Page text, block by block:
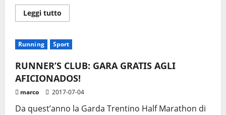
Leggi tutto
di
TORNA
LA
TRENTINO
HALF
MARATHON
Running Sport
RUNNER’S CLUB: GARA GRATIS AGLI
AFICIONADOS!
marco 2017-07-04
Da quest’anno la Garda Trentino Half Marathon di